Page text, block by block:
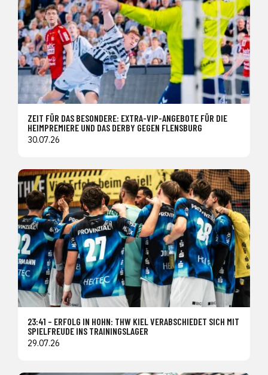
ZEIT FÜR DAS BESONDERE: EXTRA-VIP-ANGEBOTE FÜR DIE
HEIMPREMIERE UND DAS DERBY GEGEN FLENSBURG
30.07.26
23:41 – ERFOLG IN HOHN: THW KIEL VERABSCHIEDET SICH MIT
SPIELFREUDE INS TRAININGSLAGER
29.07.26